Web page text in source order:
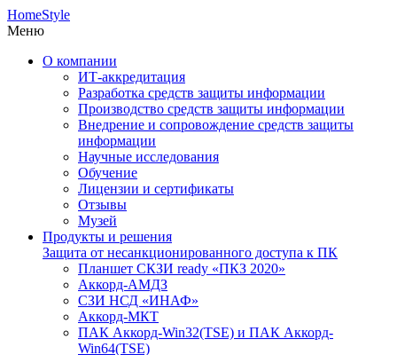
HomeStyle
Меню
О компании
ИТ-аккредитация
Разработка средств защиты информации
Производство средств защиты информации
Внедрение и сопровождение средств защиты
информации
Научные исследования
Обучение
Лицензии и сертификаты
Отзывы
Музей
Продукты и решения
Защита от несанкционированного доступа к ПК
Планшет СКЗИ ready «ПКЗ 2020»
Аккорд-АМДЗ
СЗИ НСД «ИНАФ»
Аккорд-МКТ
ПАК Аккорд-Win32(TSE) и ПАК Аккорд-
Win64(TSE)